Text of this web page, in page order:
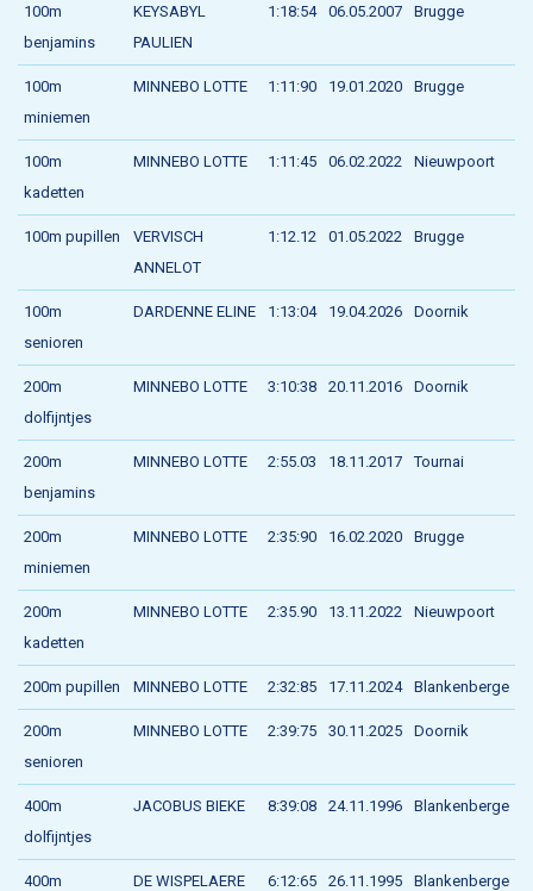
100m
benjamins
KEYSABYL
PAULIEN
1:18:54 06.05.2007 Brugge
100m
miniemen
MINNEBO LOTTE 1:11:90 19.01.2020 Brugge
100m
kadetten
MINNEBO LOTTE 1:11:45 06.02.2022 Nieuwpoort
100m pupillen
VERVISCH
ANNELOT
1:12.12 01.05.2022 Brugge
100m
senioren
DARDENNE ELINE 1:13:04 19.04.2026 Doornik
200m
dolfijntjes
MINNEBO LOTTE 3:10:38 20.11.2016 Doornik
200m
benjamins
MINNEBO LOTTE 2:55.03 18.11.2017 Tournai
200m
miniemen
MINNEBO LOTTE 2:35:90 16.02.2020 Brugge
200m
kadetten
MINNEBO LOTTE 2:35.90 13.11.2022 Nieuwpoort
200m pupillen MINNEBO LOTTE 2:32:85 17.11.2024 Blankenberge
200m
senioren
MINNEBO LOTTE 2:39:75 30.11.2025 Doornik
400m
dolfijntjes
JACOBUS BIEKE 8:39:08 24.11.1996 Blankenberge
400m
DE WISPELAERE
6:12:65 26.11.1995 Blankenberge